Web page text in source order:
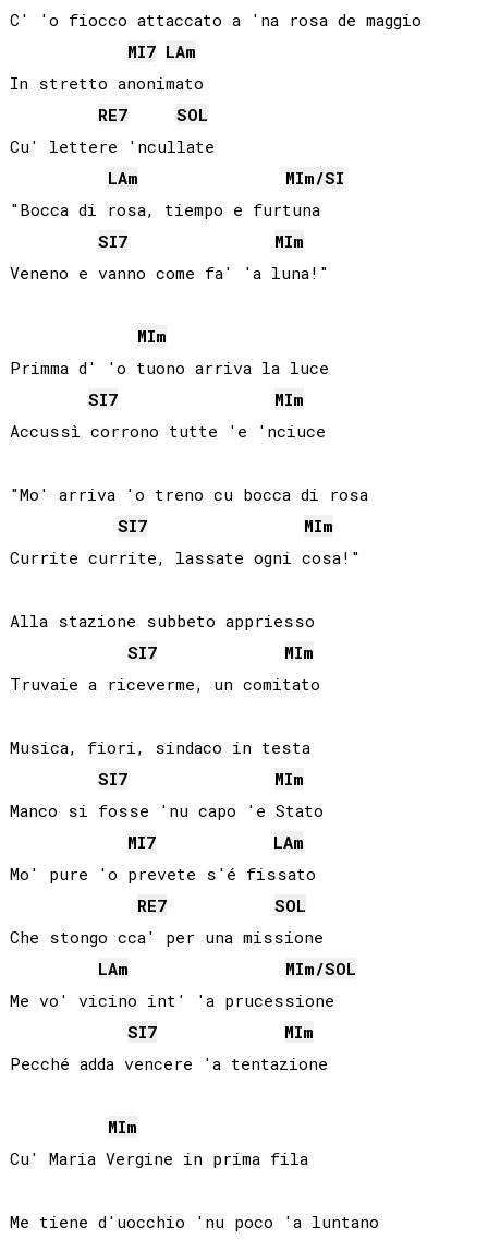
C' 'o fiocco attaccato a 'na rosa de maggio
MI7 LAm
In stretto anonimato
RE7
SOL
Cu' lettere 'ncullate
LAm MIm/SI
"Bocca di rosa, tiempo e furtuna
SI7 MIm
Veneno e vanno come fa' 'a luna!"
MIm
Primma d' 'o tuono arriva la luce
SI7 MIm
Accussì corrono tutte 'e 'nciuce
"Mo' arriva 'o treno cu bocca di rosa
SI7 MIm
Currite currite, lassate ogni cosa!"
Alla stazione subbeto appriesso
SI7 MIm
Truvaie a riceverme, un comitato
Musica, fiori, sindaco in testa
SI7 MIm
Manco si fosse 'nu capo 'e Stato
MI7 LAm
Mo' pure 'o prevete s'é fissato
RE7
SOL
Che stongo cca' per una missione
LAm MIm/SOL
Me vo' vicino int' 'a prucessione
SI7 MIm
Pecché adda vencere 'a tentazione
MIm
Cu' Maria Vergine in prima fila
Me tiene d'uocchio 'nu poco 'a luntano